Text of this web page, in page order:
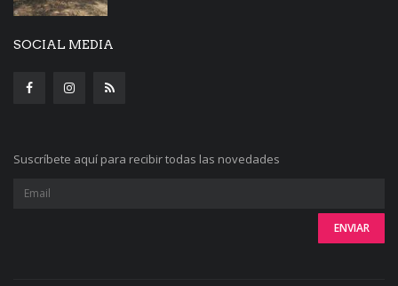
SOCIAL MEDIA
Suscríbete aquí para recibir todas las novedades